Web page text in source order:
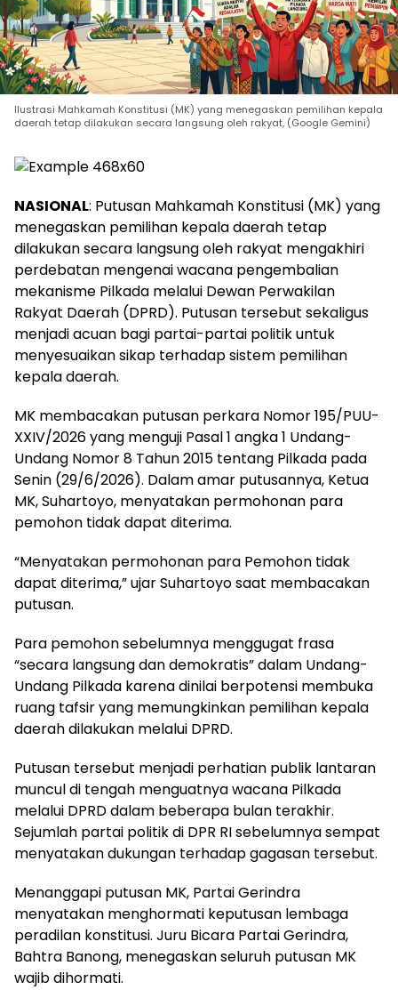
Ilustrasi Mahkamah Konstitusi (MK) yang menegaskan pemilihan kepala
daerah tetap dilakukan secara langsung oleh rakyat, (Google Gemini)
NASIONAL: Putusan Mahkamah Konstitusi (MK) yang
menegaskan pemilihan kepala daerah tetap
dilakukan secara langsung oleh rakyat mengakhiri
perdebatan mengenai wacana pengembalian
mekanisme Pilkada melalui Dewan Perwakilan
Rakyat Daerah (DPRD). Putusan tersebut sekaligus
menjadi acuan bagi partai-partai politik untuk
menyesuaikan sikap terhadap sistem pemilihan
kepala daerah.
MK membacakan putusan perkara Nomor 195/PUU-
XXIV/2026 yang menguji Pasal 1 angka 1 Undang-
Undang Nomor 8 Tahun 2015 tentang Pilkada pada
Senin (29/6/2026). Dalam amar putusannya, Ketua
MK, Suhartoyo, menyatakan permohonan para
pemohon tidak dapat diterima.
“Menyatakan permohonan para Pemohon tidak
dapat diterima,” ujar Suhartoyo saat membacakan
putusan.
Para pemohon sebelumnya menggugat frasa
“secara langsung dan demokratis” dalam Undang-
Undang Pilkada karena dinilai berpotensi membuka
ruang tafsir yang memungkinkan pemilihan kepala
daerah dilakukan melalui DPRD.
Putusan tersebut menjadi perhatian publik lantaran
muncul di tengah menguatnya wacana Pilkada
melalui DPRD dalam beberapa bulan terakhir.
Sejumlah partai politik di DPR RI sebelumnya sempat
menyatakan dukungan terhadap gagasan tersebut.
Menanggapi putusan MK, Partai Gerindra
menyatakan menghormati keputusan lembaga
peradilan konstitusi. Juru Bicara Partai Gerindra,
Bahtra Banong, menegaskan seluruh putusan MK
wajib dihormati.